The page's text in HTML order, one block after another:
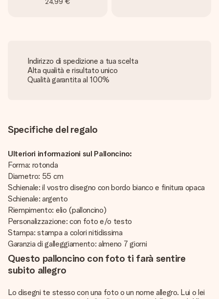
Indirizzo di spedizione a tua scelta
Alta qualità e risultato unico
Qualità garantita al 100%
Specifiche del regalo
Ulteriori informazioni sul Palloncino:
Forma: rotonda
Diametro: 55 cm
Schienale: il vostro disegno con bordo bianco e finitura opaca
Schienale: argento
Riempimento: elio (palloncino)
Personalizzazione: con foto e/o testo
Stampa: stampa a colori nitidissima
Garanzia di galleggiamento: almeno 7 giorni
Questo palloncino con foto ti farà sentire
subito allegro
Lo disegni te stesso con una foto o un nome allegro. Lui o lei